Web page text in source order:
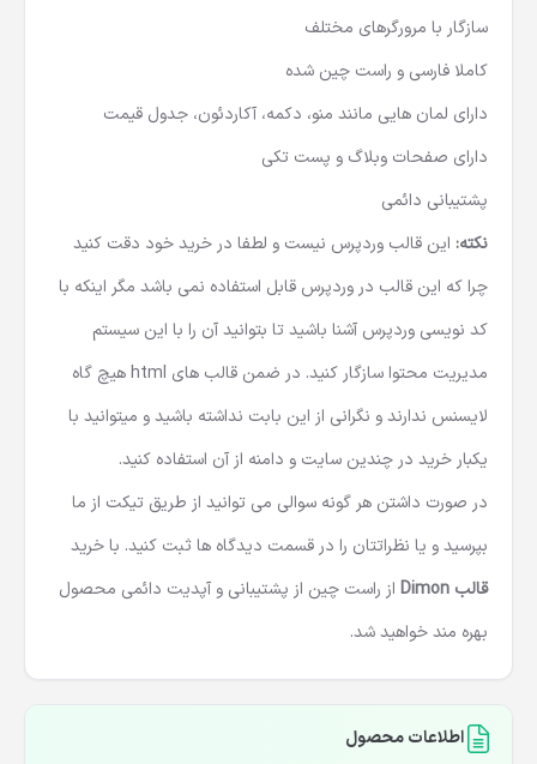
سازگار با مرورگرهای مختلف
کاملا فارسی و راست چین شده
دارای لمان هایی مانند منو، دکمه، آکاردئون، جدول قیمت
دارای صفحات وبلاگ و پست تکی
پشتیبانی دائمی
نکته: این قالب وردپرس نیست و لطفا در خرید خود دقت کنید
چرا که این قالب در وردپرس قابل استفاده نمی باشد مگر اینکه با
کد نویسی وردپرس آشنا باشید تا بتوانید آن را با این سیستم
مدیریت محتوا سازگار کنید. در ضمن قالب های html هیچ گاه
لایسنس ندارند و نگرانی از این بابت نداشته باشید و میتوانید با
یکبار خرید در چندین سایت و دامنه از آن استفاده کنید.
در صورت داشتن هر گونه سوالی می توانید از طریق تیکت از ما
بپرسید و یا نظراتتان را در قسمت دیدگاه ها ثبت کنید. با خرید
قالب Dimon
از راست چین از پشتیبانی و آپدیت دائمی محصول
بهره مند خواهید شد.
اطلاعات محصول